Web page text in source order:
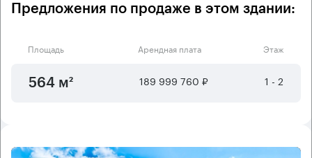
Предложения по продаже в этом здании:
Площадь Арендная плата Этаж
564 м² 189 999 760 ₽ 1 - 2